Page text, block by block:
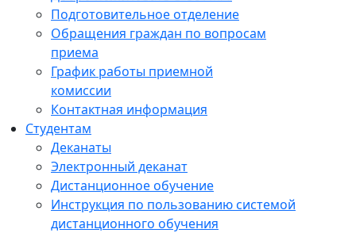
Подготовительное отделение
Обращения граждан по вопросам
приема
График работы приемной
комиссии
Контактная информация
Студентам
Деканаты
Электронный деканат
Дистанционное обучение
Инструкция по пользованию системой
дистанционного обучения